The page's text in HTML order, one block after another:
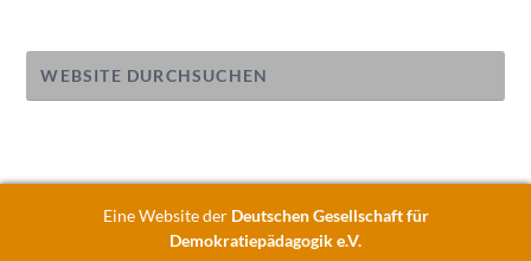
Eine Website der Deutschen Gesellschaft für
Demokratiepädagogik e.V.